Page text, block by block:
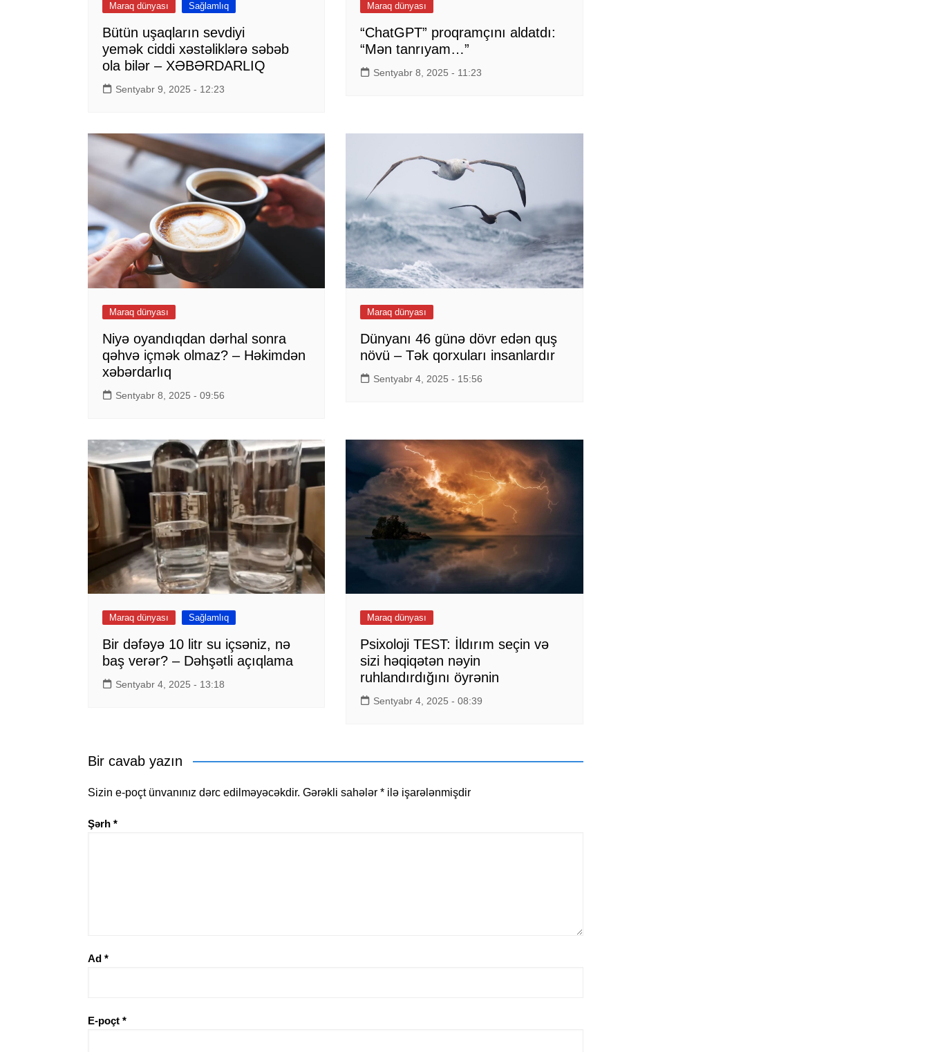
Maraq dünyası Sağlamlıq
Bütün uşaqların sevdiyi
yemək ciddi xəstəliklərə səbəb
ola bilər – XƏBƏRDARLIQ
Sentyabr 9, 2025 - 12:23
Maraq dünyası
“ChatGPT” proqramçını aldatdı:
“Mən tanrıyam…”
Sentyabr 8, 2025 - 11:23
Maraq dünyası
Niyə oyandıqdan dərhal sonra
qəhvə içmək olmaz? – Həkimdən
xəbərdarlıq
Sentyabr 8, 2025 - 09:56
Maraq dünyası
Dünyanı 46 günə dövr edən quş
növü – Tək qorxuları insanlardır
Sentyabr 4, 2025 - 15:56
Maraq dünyası Sağlamlıq
Bir dəfəyə 10 litr su içsəniz, nə
baş verər? – Dəhşətli açıqlama
Sentyabr 4, 2025 - 13:18
Maraq dünyası
Psixoloji TEST: İldırım seçin və
sizi həqiqətən nəyin
ruhlandırdığını öyrənin
Sentyabr 4, 2025 - 08:39
Bir cavab yazın
Sizin e-poçt ünvanınız dərc edilməyəcəkdir. Gərəkli sahələr * ilə işarələnmişdir
Şərh *
Ad *
E-poçt *